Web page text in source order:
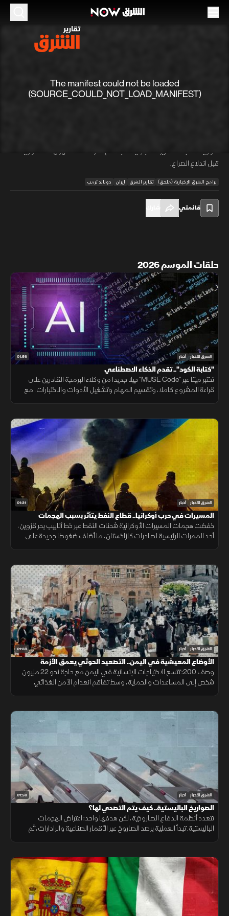
(SOURCE_COULD_NOT_LOAD_MANIFEST)
حرب إيران.. نقاط رددها ترمب
02:00 أخبار
تقارير الشرق
النووية، متجاهلا تقارير استخباراتية سابقة لم تشر لامتلاك طهران سلاحا نوويا
قبل اندلاع الصراع.
برامج الشرق الإخبارية (ملحق) تقارير الشرق إيران دونالد ترمب
قائمتي
حلقات الموسم 2026
01:56 الشرق للأخبار أخبار
"كتابة الكود".. تقدم الذكاء الاصطناعي
تختبر ميتا عبر "MUSE Code" جيلا جديدا من وكلاء البرمجة القادرين على
قراءة المشروع كاملا، وتقسيم المهام وتشغيل الأدوات والاختبارات، مع
01:31 الشرق للأخبار أخبار
المسيرات في حرب أوكرانيا.. قطاع النفط يتأثر بسبب الهجمات
خفضت هجمات المسيرات الأوكرانية شحنات النفط عبر خط أنابيب بحر قزوين،
أحد الممرات الرئيسية لصادرات كازاخستان، ما أضاف ضغوطا جديدة على
01:38 الشرق للأخبار أخبار
الأوضاع المعيشية في اليمن.. التصعيد الحوثي يعمق الأزمة
وصف 200: تتسع الاحتياجات الإنسانية في اليمن مع حاجة نحو 22 مليون
شخص إلى المساعدات والحماية، وسط تفاقم انعدام الأمن الغذائي
01:56 الشرق للأخبار أخبار
الصواريخ الباليستية.. كيف يتم التصدي لها؟
تتعدد أنظمة الدفاع الصاروخية، لكن هدفها واحد: اعتراض الهجمات
الباليستية. تبدأ العملية برصد الصاروخ عبر الأقمار الصناعية والرادارات، ثم